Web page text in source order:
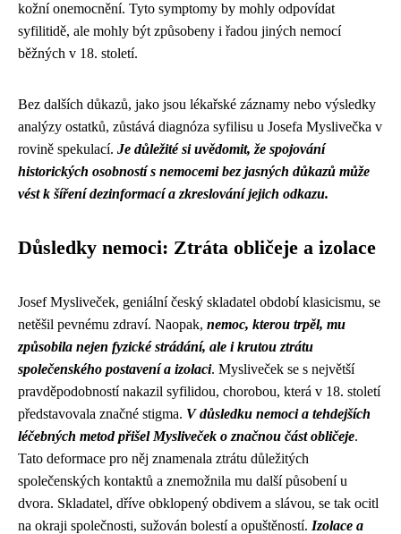
kožní onemocnění. Tyto symptomy by mohly odpovídat
syfilitidě, ale mohly být způsobeny i řadou jiných nemocí
běžných v 18. století.
Bez dalších důkazů, jako jsou lékařské záznamy nebo výsledky
analýzy ostatků, zůstává diagnóza syfilisu u Josefa Myslivečka v
rovině spekulací. Je důležité si uvědomit, že spojování
historických osobností s nemocemi bez jasných důkazů může
vést k šíření dezinformací a zkreslování jejich odkazu.
Důsledky nemoci: Ztráta obličeje a izolace
Josef Mysliveček, geniální český skladatel období klasicismu, se
netěšil pevnému zdraví. Naopak, nemoc, kterou trpěl, mu
způsobila nejen fyzické strádání, ale i krutou ztrátu
společenského postavení a izolaci. Mysliveček se s největší
pravděpodobností nakazil syfilidou, chorobou, která v 18. století
představovala značné stigma. V důsledku nemoci a tehdejších
léčebných metod přišel Mysliveček o značnou část obličeje.
Tato deformace pro něj znamenala ztrátu důležitých
společenských kontaktů a znemožnila mu další působení u
dvora. Skladatel, dříve obklopený obdivem a slávou, se tak ocitl
na okraji společnosti, sužován bolestí a opuštěností. Izolace a